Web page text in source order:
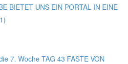
BIETET UNS EIN PORTAL IN EINE
7. Woche TAG 43 FASTE VON